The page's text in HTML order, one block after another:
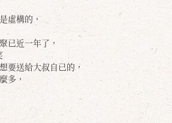
虛構的，
已近一年了，
要送給大叔自已的，
多，
取消